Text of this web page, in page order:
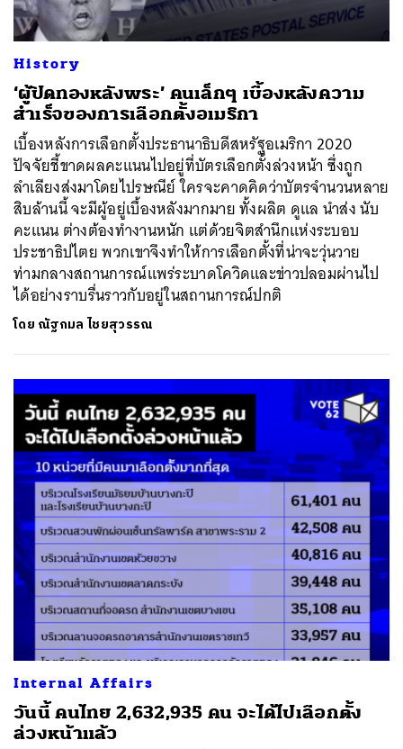
History
‘ผู้ปิดทองหลังพระ’ คนเล็กๆ เบื้องหลังความ
สำเร็จของการเลือกตั้งอเมริกา
เบื้องหลังการเลือกตั้งประธานาธิบดีสหรัฐอเมริกา 2020
ปัจจัยชี้ขาดผลคะแนนไปอยู่ที่บัตรเลือกตั้งล่วงหน้า ซึ่งถูก
ลำเลียงส่งมาโดยไปรษณีย์ ใครจะคาดคิดว่าบัตรจำนวนหลาย
สิบล้านนี้ จะมีผู้อยู่เบื้องหลังมากมาย ทั้งผลิต ดูแล นำส่ง นับ
คะแนน ต่างต้องทำงานหนัก แต่ด้วยจิตสำนึกแห่งระบอบ
ประชาธิปไตย พวกเขาจึงทำให้การเลือกตั้งที่น่าจะวุ่นวาย
ท่ามกลางสถานการณ์แพร่ระบาดโควิดและข่าวปลอมผ่านไป
ได้อย่างราบรื่นราวกับอยู่ในสถานการณ์ปกติ
โดย ณัฐกมล ไชยสุวรรณ
Internal Affairs
วันนี้ คนไทย 2,632,935 คน จะได้ไปเลือกตั้ง
ล่วงหน้าแล้ว